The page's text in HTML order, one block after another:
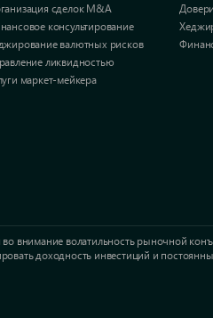
сделок M&A​
консультирование
валютных рисков
ликвидностью
маркет-мейкера
во внимание волатильность рыночной
доходность инвестиций и